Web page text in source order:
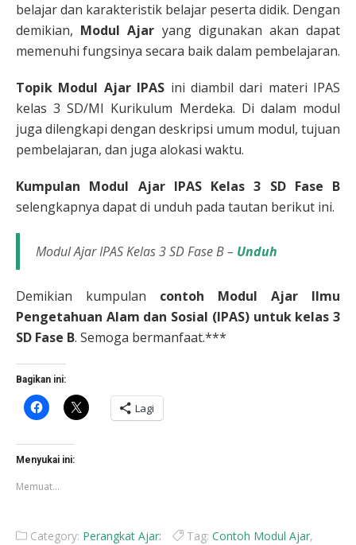
belajar dan karakteristik belajar peserta didik. Dengan
demikian, Modul Ajar yang digunakan akan dapat
memenuhi fungsinya secara baik dalam pembelajaran.
Topik Modul Ajar IPAS ini diambil dari materi IPAS
kelas 3 SD/MI Kurikulum Merdeka. Di dalam modul
juga dilengkapi dengan deskripsi umum modul, tujuan
pembelajaran, dan juga alokasi waktu.
Kumpulan Modul Ajar IPAS Kelas 3 SD Fase B
selengkapnya dapat di unduh pada tautan berikut ini.
Modul Ajar IPAS Kelas 3 SD Fase B – Unduh
Demikian kumpulan contoh Modul Ajar Ilmu
Pengetahuan Alam dan Sosial (IPAS) untuk kelas 3
SD Fase B. Semoga bermanfaat.***
Bagikan ini:
Klik
untuk
Facebook(Membuka
di
jendela
baru)
Klik
untuk
berbagi
Lagi
Menyukai ini:
Memuat...
Category: Perangkat Ajar: Tag: Contoh Modul Ajar,